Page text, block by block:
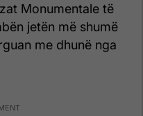
Monumentale të
jetën më shumë
me dhunë nga